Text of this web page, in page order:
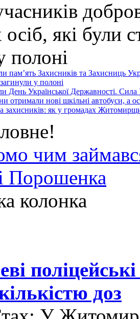
які були
полоні
чим
Порошенка
колонка
доз